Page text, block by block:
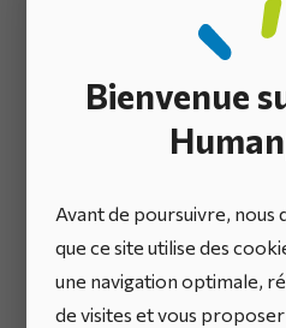
Bienvenue
Avant de poursuivre,
que ce site utilise des
une navigation optimale,
de visites et vous
peuvent être difficiles à
certaines fonctionnalités
l’accessibilité ne doit pas
rechercher en permanence
scores et des exigences de
engagement constant qui
fonctionnel, intuitif et